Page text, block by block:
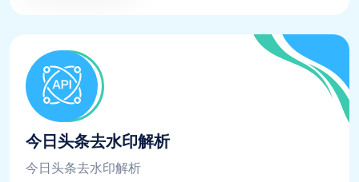
今日头条去水印解析
今日头条去水印解析